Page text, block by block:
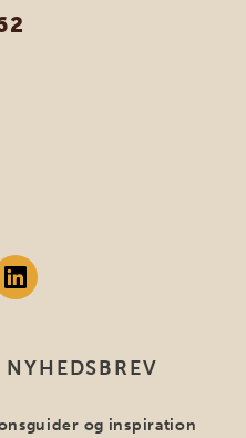
og inspiration